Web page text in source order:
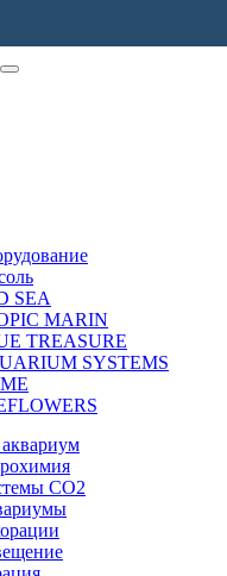
SEA
MARIN
TREASURE
SYSTEMS
СО2